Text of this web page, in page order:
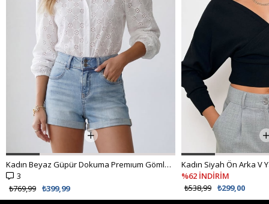
Kadın Beyaz Güpür Dokuma Premıum Gömlek ALC-X4366
3
₺399,99
₺769,99
%62 İNDİRİM
₺299,00
₺538,99